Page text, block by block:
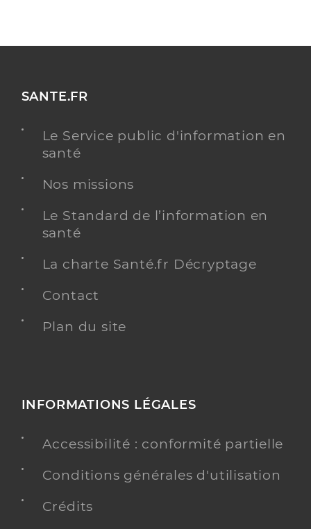
SANTE.FR
Le Service public d'information en
santé
Nos missions
Le Standard de l’information en
santé
La charte Santé.fr Décryptage
Contact
Plan du site
INFORMATIONS LÉGALES
Accessibilité : conformité partielle
Conditions générales d'utilisation
Crédits